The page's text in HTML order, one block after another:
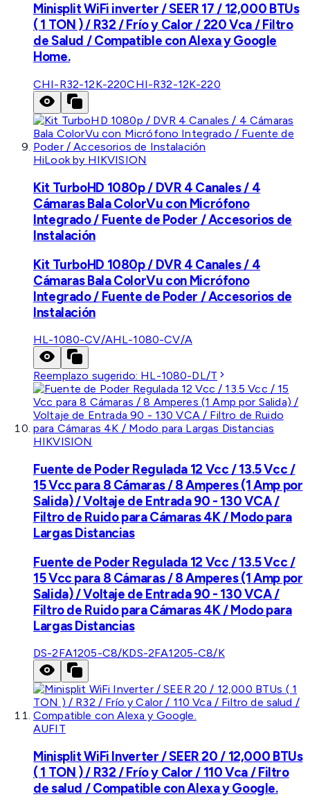
Minisplit WiFi inverter / SEER 17 / 12,000 BTUs
( 1 TON ) / R32 / Frío y Calor / 220 Vca / Filtro
de Salud / Compatible con Alexa y Google
Home.
CHI-R32-12K-220CHI-R32-12K-220
HiLook by HIKVISION
Kit TurboHD 1080p / DVR 4 Canales / 4
Cámaras Bala ColorVu con Micrófono
Integrado / Fuente de Poder / Accesorios de
Instalación
Kit TurboHD 1080p / DVR 4 Canales / 4
Cámaras Bala ColorVu con Micrófono
Integrado / Fuente de Poder / Accesorios de
Instalación
HL-1080-CV/AHL-1080-CV/A
Reemplazo sugerido: HL-1080-DL/T
HIKVISION
Fuente de Poder Regulada 12 Vcc / 13.5 Vcc /
15 Vcc para 8 Cámaras / 8 Amperes (1 Amp por
Salida) / Voltaje de Entrada 90 - 130 VCA /
Filtro de Ruido para Cámaras 4K / Modo para
Largas Distancias
Fuente de Poder Regulada 12 Vcc / 13.5 Vcc /
15 Vcc para 8 Cámaras / 8 Amperes (1 Amp por
Salida) / Voltaje de Entrada 90 - 130 VCA /
Filtro de Ruido para Cámaras 4K / Modo para
Largas Distancias
DS-2FA1205-C8/KDS-2FA1205-C8/K
AUFIT
Minisplit WiFi Inverter / SEER 20 / 12,000 BTUs
( 1 TON ) / R32 / Frío y Calor / 110 Vca / Filtro
de salud / Compatible con Alexa y Google.